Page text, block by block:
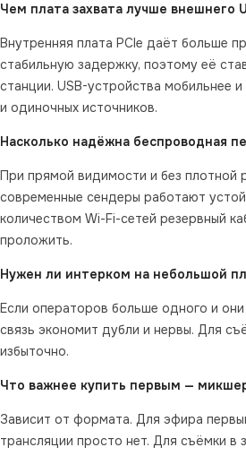
Чем плата захвата лучше внешнего
Внутренняя плата PCIe даёт больше
стабильную задержку, поэтому её
станции. USB-устройства мобильнее
и одиночных источников.
Насколько надёжна беспроводная
При прямой видимости и без плотной
современные сендеры работают
количеством Wi-Fi-сетей резервный
проложить.
Нужен ли интерком на небольшой
Если операторов больше одного и
связь экономит дубли и нервы. Для
избыточно.
Что важнее купить первым —
Зависит от формата. Для эфира
трансляции просто нет. Для съёмки в